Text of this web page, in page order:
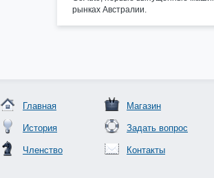
рынках Австралии.
Главная
История
Членство
Магазин
Задать вопрос
Контакты